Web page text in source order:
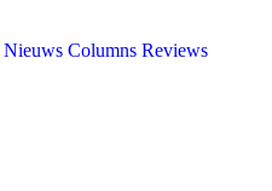
Nieuws Columns Reviews